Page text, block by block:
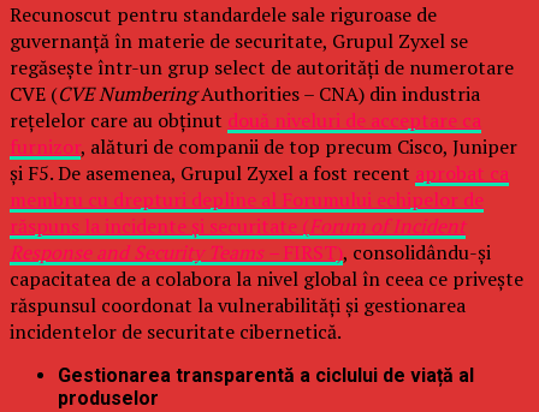
Recunoscut pentru standardele sale riguroase de
guvernanță în materie de securitate, Grupul Zyxel se
regăsește într-un grup select de autorități de numerotare
CVE (CVE NumberingAuthorities – CNA) din industria
rețelelor care au obținut două niveluri de acceptare ca
furnizor, alături de companii de top precum Cisco, Juniper
și F5. De asemenea, Grupul Zyxel a fost recent aprobat ca
membru cu drepturi depline al Forumului echipelor de
răspuns la incidente și securitate (Forum of Incident
Response and Security Teams –FIRST), consolidându-și
capacitatea de a colabora la nivel global în ceea ce privește
răspunsul coordonat la vulnerabilități și gestionarea
incidentelor de securitate cibernetică.
Gestionarea transparentă a ciclului de viață al
produselor